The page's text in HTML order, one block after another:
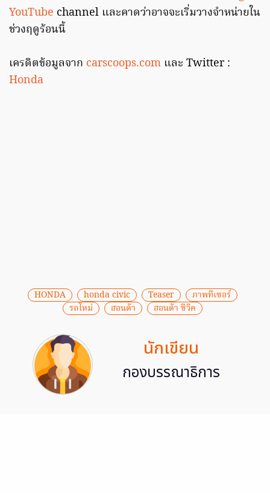
YouTube channel และคาดว่าอาจจะเริ่มวางจำหน่ายใน
ช่วงฤดูร้อนนี้
เครดิตข้อมูลจาก carscoops.com และ Twitter :
Honda
HONDA honda civic Teaser
ภาพทีเซอร์
รถใหม่
ฮอนด้า ฮอนด้า ซีวิค
นักเขียน
กองบรรณาธิการ